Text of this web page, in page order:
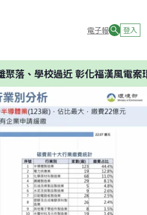
電子報 登入
學校過近 彰化福漢風電案環委建